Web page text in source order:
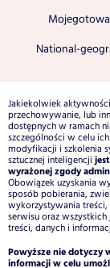
National-
Jakiekolwiek
przechowywanie, lub
dostępnych w ramach
szczególności w celu
modyfikacji i szkolenia
sztucznej inteligencji
wyrażonej zgody
Obowiązek uzyskania
sposób pobierania,
wykorzystywania
serwisu oraz
treści, danych i
Powyższe nie dotyczy
informacji w celu